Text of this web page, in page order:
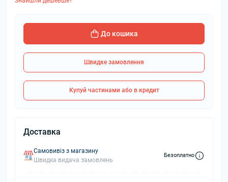
До кошика
Швидке замовлення
Купуй частинами або в кредит
Доставка
Самовивіз з магазину
Швидка видача замовлень
Безоплатно